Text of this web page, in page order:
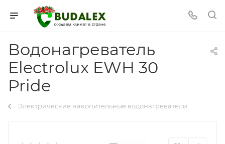
Водонагреватель
Electrolux EWH 30
Pride
Электрические накопительные водонагреватели